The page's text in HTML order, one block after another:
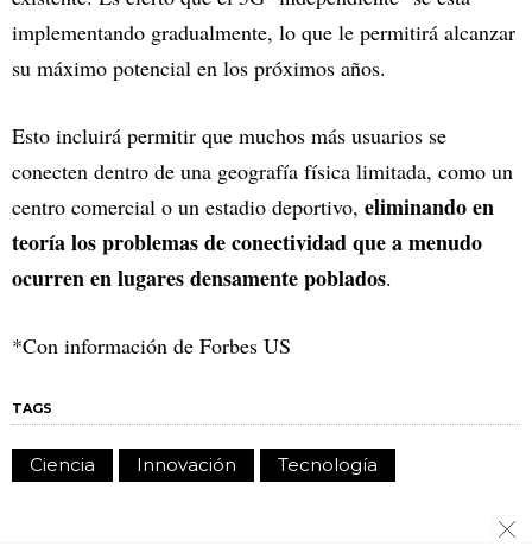
implementando gradualmente, lo que le permitirá alcanzar
su máximo potencial en los próximos años.
Esto incluirá permitir que muchos más usuarios se
conecten dentro de una geografía física limitada, como un
centro comercial o un estadio deportivo, eliminando en
teoría los problemas de conectividad que a menudo
ocurren en lugares densamente poblados.
*Con información de Forbes US
TAGS
Ciencia Innovación Tecnología